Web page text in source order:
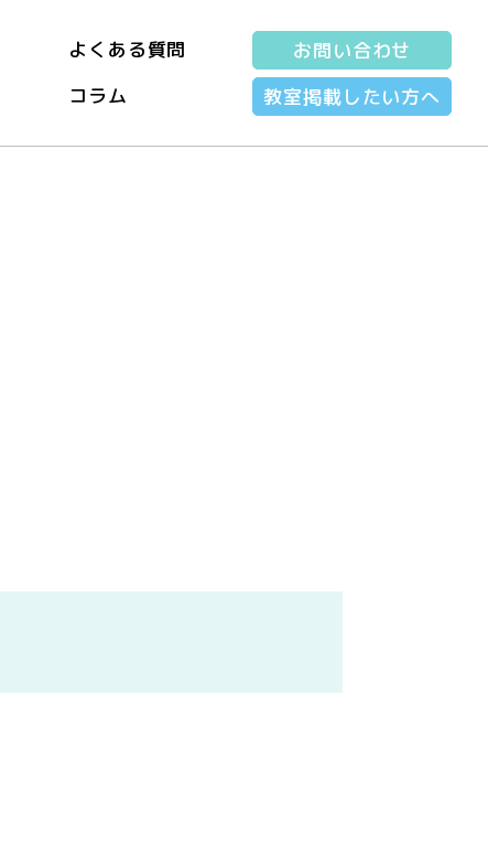
よくある質問
コラム
お問い合わせ
教室掲載したい方へ